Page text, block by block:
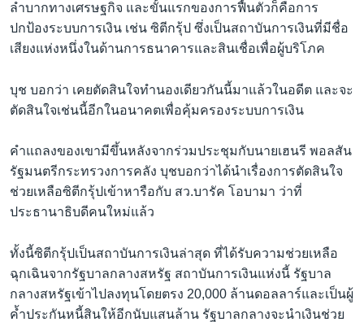
เรียนรู้ภาษาอังกฤษ
พอดคาสต์
ติดตามเรา
เลือกภาษา
ลำบากทางเศรษฐกิจ และขั้นแรกของการฟื้นตัวก็คือการ
ปกป้องระบบการเงิน เช่น ซิตีกรุ้ป ซึ่งเป็นสถาบันการเงินที่มีชื่อ
เสียงแห่งหนึ่งในด้านการธนาคารและสินเชื่อเพื่อผู้บริโภค
บุช บอกว่า เคยตัดสินใจทำนองเดียวกันนี้มาแล้วในอดีต และจะ
ตัดสินใจเช่นนี้อีกในอนาคตเพื่อคุ้มครองระบบการเงิน
คำแถลงของเขามีขึ้นหลังจากร่วมประชุมกับนายเฮนรี พอลสัน
รัฐมนตรีกระทรวงการคลัง บุชบอกว่าได้นำเรื่องการตัดสินใจ
ช่วยเหลือซิตีกรุ้ปเข้าหารือกับ สว.บารัค โอบามา ว่าที่
ประธานาธิบดีคนใหม่แล้ว
ทั้งนี้ซิตีกรุ้ปเป็นสถาบันการเงินล่าสุด ที่ได้รับความช่วยเหลือ
ฉุกเฉินจากรัฐบาลกลางสหรัฐ สถาบันการเงินแห่งนี้ รัฐบาล
กลางสหรัฐเข้าไปลงทุนโดยตรง 20,000 ล้านดอลลาร์และเป็นผู้
ค้ำประกันหนี้สินให้อีกนับแสนล้าน รัฐบาลกลางจะนำเงินช่วย